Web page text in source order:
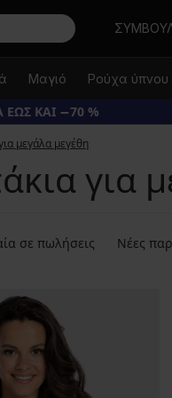
Αναζήτηση
Μαγιό Ρούχα ύπνου
ΚΑΙ −70 %
μεγάλα μεγέθη
για
σε πωλήσεις Νέες